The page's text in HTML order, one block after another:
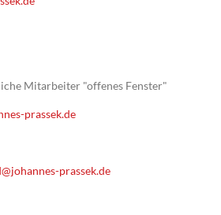
Mitarbeiter "offenes Fenster"
prassek.de
prassek.de